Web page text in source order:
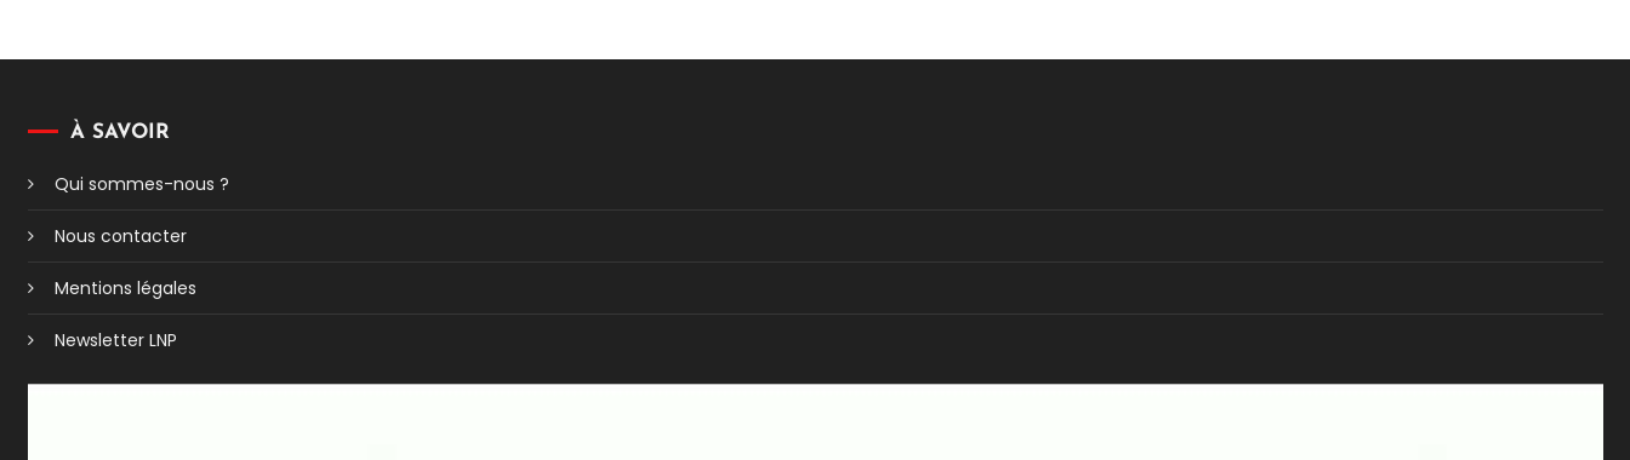
À SAVOIR
Qui sommes-nous ?
Nous contacter
Mentions légales
Newsletter LNP